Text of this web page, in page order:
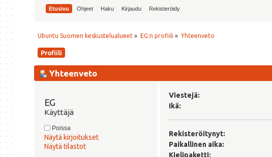
Etusivu Ohjeet Haku Kirjaudu Rekisteröidy
Ubuntu Suomen keskustelualueet » EG:n profiili » Yhteenveto
Profiili
Yhteenveto
EG
Käyttäjä
Poissa
Näytä kirjoitukset
Näytä tilastot
Viestejä:
Ikä:
Rekisteröitynyt:
Paikallinen aika:
Kielipaketti: